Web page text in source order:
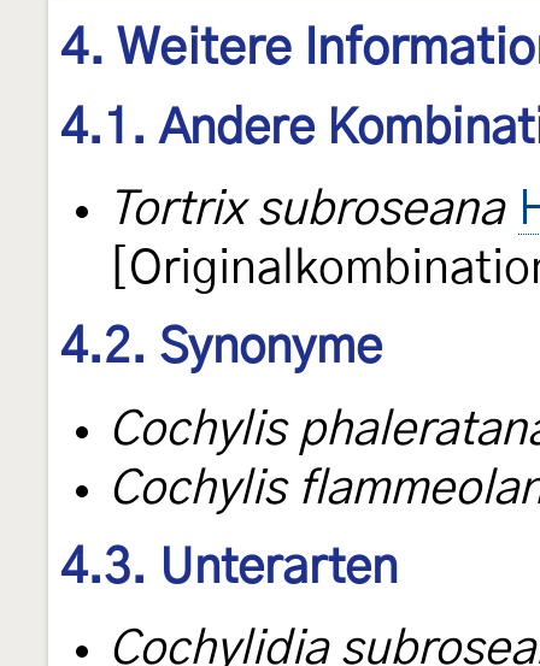
4. Weitere
4.1. Andere
Tortrix subroseana
4.2. Synonyme
Cochylis
Cochylis
4.3. Unterarten
Cochylidia